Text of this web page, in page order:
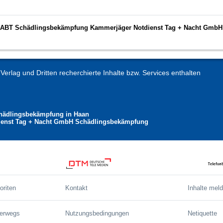
Schädlingsbekämpfung Kammerjäger Notdienst Tag + Nacht GmbH
und Dritten recherchierte Inhalte bzw. Services enthalten
in Haan
Tag + Nacht GmbH Schädlingsbekämpfung
Kontakt Inhalte
Nutzungsbedingungen
Netiquette